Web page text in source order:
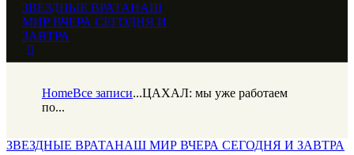
ЗВЕЗДНЫЕ ВРАТАНАШ
МИР ВЧЕРА СЕГОДНЯ И
ЗАВТРА
HomeВсе записи...ЦАХАЛ: мы уже работаем
по...
ЗВЕЗДНЫЕ ВРАТАНАШ МИР ВЧЕРА СЕГОДНЯ И ЗАВТРА